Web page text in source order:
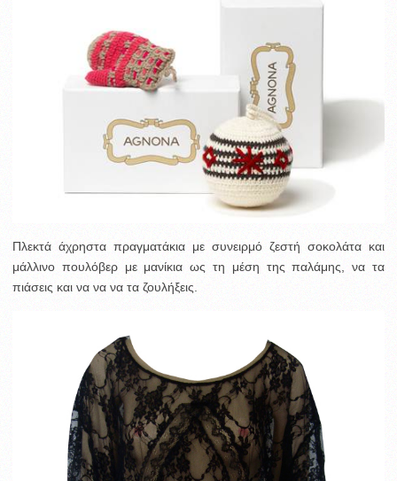
Πλεκτά άχρηστα πραγματάκια με συνειρμό ζεστή σοκολάτα και
μάλλινο πουλόβερ με μανίκια ως τη μέση της παλάμης, να τα
πιάσεις και να να να τα ζουλήξεις.